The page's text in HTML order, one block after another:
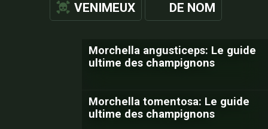
VENIMEUX DE NOM
Morchella angusticeps: Le guide
ultime des champignons
Morchella tomentosa: Le guide
ultime des champignons